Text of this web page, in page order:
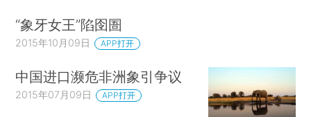
“象牙女王”陷囹圄
2015年10月09日 APP打开
中国进口濒危非洲象引争议
2015年07月09日 APP打开